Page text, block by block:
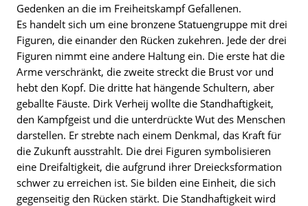
Gedenken an die im Freiheitskampf Gefallenen.
Es handelt sich um eine bronzene Statuengruppe mit drei
Figuren, die einander den Rücken zukehren. Jede der drei
Figuren nimmt eine andere Haltung ein. Die erste hat die
Arme verschränkt, die zweite streckt die Brust vor und
hebt den Kopf. Die dritte hat hängende Schultern, aber
geballte Fäuste. Dirk Verheij wollte die Standhaftigkeit,
den Kampfgeist und die unterdrückte Wut des Menschen
darstellen. Er strebte nach einem Denkmal, das Kraft für
die Zukunft ausstrahlt. Die drei Figuren symbolisieren
eine Dreifaltigkeit, die aufgrund ihrer Dreiecksformation
schwer zu erreichen ist. Sie bilden eine Einheit, die sich
gegenseitig den Rücken stärkt. Die Standhaftigkeit wird